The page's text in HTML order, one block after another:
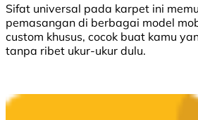
Sifat universal pada karpet ini
pemasangan di berbagai model
custom khusus, cocok buat kamu
tanpa ribet ukur-ukur dulu.